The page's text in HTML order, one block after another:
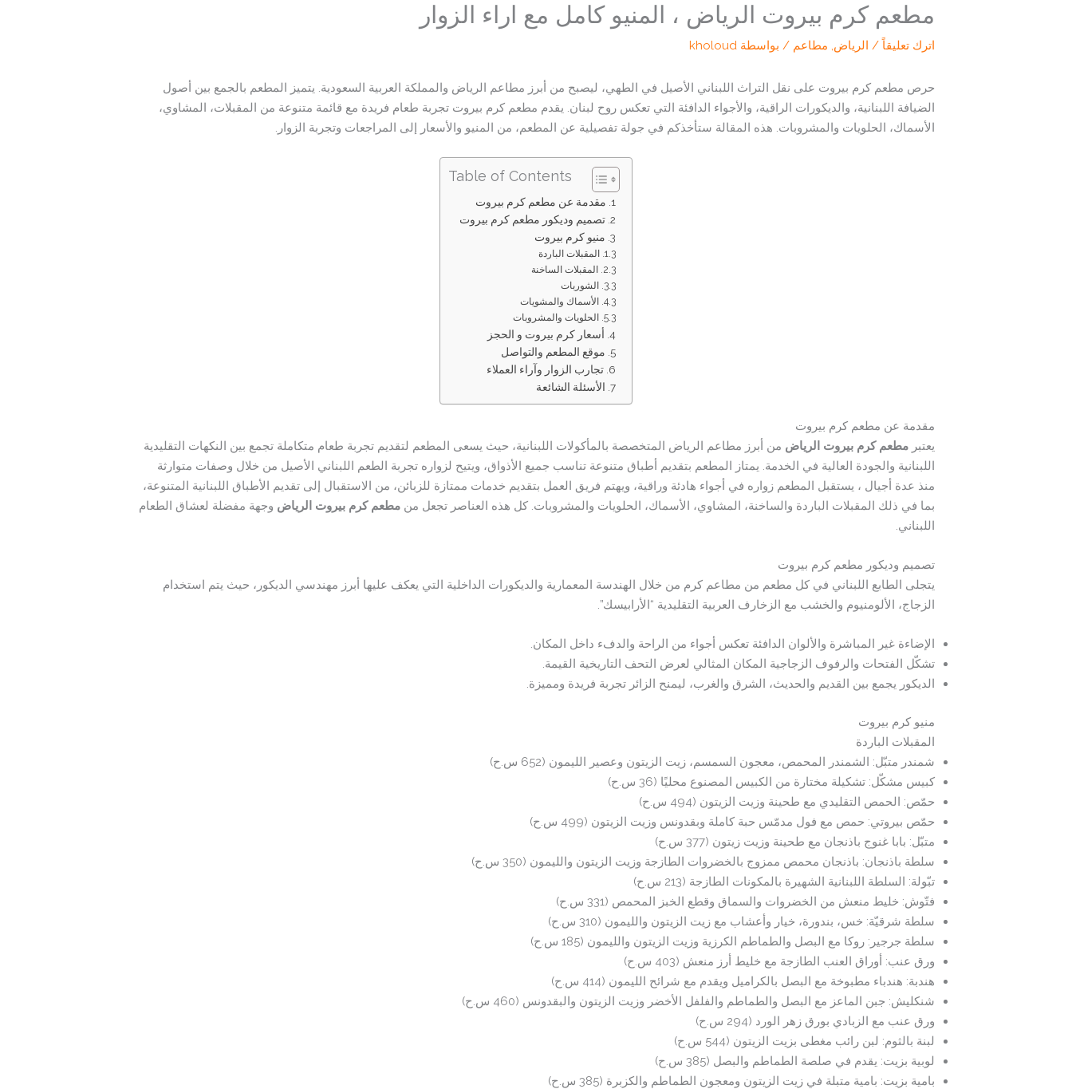
مطعم كرم بيروت الرياض ، المنيو كامل مع اراء الزوار
اترك تعليقاً / الرياض, مطاعم / بواسطة kholoud
حرص مطعم كرم بيروت على نقل التراث اللبناني الأصيل في الطهي، ليصبح من أبرز مطاعم الرياض والمملكة العربية السعودية. يتميز المطعم بالجمع بين أصول
الضيافة اللبنانية، والديكورات الراقية، والأجواء الدافئة التي تعكس روح لبنان. يقدم مطعم كرم بيروت تجربة طعام فريدة مع قائمة متنوعة من المقبلات، المشاوي،
الأسماك، الحلويات والمشروبات. هذه المقالة ستأخذكم في جولة تفصيلية عن المطعم، من المنيو والأسعار إلى المراجعات وتجربة الزوار.
Table of Contents
مقدمة عن مطعم كرم بيروت
تصميم وديكور مطعم كرم بيروت
منيو كرم بيروت
المقبلات الباردة
المقبلات الساخنة
الشوربات
الأسماك والمشويات
الحلويات والمشروبات
أسعار كرم بيروت و الحجز
موقع المطعم والتواصل
تجارب الزوار وآراء العملاء
الأسئلة الشائعة
مقدمة عن مطعم كرم بيروت
يعتبرمطعم كرم بيروت الرياض من أبرز مطاعم الرياض المتخصصة بالمأكولات اللبنانية، حيث يسعى المطعم لتقديم تجربة طعام متكاملة تجمع بين النكهات التقليدية
اللبنانية والجودة العالية في الخدمة. يمتاز المطعم بتقديم أطباق متنوعة تناسب جميع الأذواق، ويتيح لزواره تجربة الطعم اللبناني الأصيل من خلال وصفات متوارثة
منذ عدة أجيال ، يستقبل المطعم زواره في أجواء هادئة وراقية، ويهتم فريق العمل بتقديم خدمات ممتازة للزبائن، من الاستقبال إلى تقديم الأطباق اللبنانية المتنوعة،
بما في ذلك المقبلات الباردة والساخنة، المشاوي، الأسماك، الحلويات والمشروبات. كل هذه العناصر تجعل منمطعم كرم بيروت الرياض وجهة مفضلة لعشاق الطعام
اللبناني.
تصميم وديكور مطعم كرم بيروت
يتجلى الطابع اللبناني في كل مطعم من مطاعم كرم من خلال الهندسة المعمارية والديكورات الداخلية التي يعكف عليها أبرز مهندسي الديكور، حيث يتم استخدام
الزجاج، الألومنيوم والخشب مع الزخارف العربية التقليدية “الأرابيسك”.
الإضاءة غير المباشرة والألوان الدافئة تعكس أجواء من الراحة والدفء داخل المكان.
تشكّل الفتحات والرفوف الزجاجية المكان المثالي لعرض التحف التاريخية القيمة.
الديكور يجمع بين القديم والحديث، الشرق والغرب، ليمنح الزائر تجربة فريدة ومميزة.
منيو كرم بيروت
المقبلات الباردة
شمندر متبّل: الشمندر المحمص، معجون السمسم، زيت الزيتون وعصير الليمون (652 س.ح)
كبيس مشكّل: تشكيلة مختارة من الكبيس المصنوع محليًا (36 س.ح)
حمّص: الحمص التقليدي مع طحينة وزيت الزيتون (494 س.ح)
حمّص بيروتي: حمص مع فول مدمّس حبة كاملة وبقدونس وزيت الزيتون (499 س.ح)
متبّل: بابا غنوج باذنجان مع طحينة وزيت زيتون (377 س.ح)
سلطة باذنجان: باذنجان محمص ممزوج بالخضروات الطازجة وزيت الزيتون والليمون (350 س.ح)
تبّولة: السلطة اللبنانية الشهيرة بالمكونات الطازجة (213 س.ح)
فتّوش: خليط منعش من الخضروات والسماق وقطع الخبز المحمص (331 س.ح)
سلطة شرقيّة: خس، بندورة، خيار وأعشاب مع زيت الزيتون والليمون (310 س.ح)
سلطة جرجير: روكا مع البصل والطماطم الكرزية وزيت الزيتون والليمون (185 س.ح)
ورق عنب: أوراق العنب الطازجة مع خليط أرز منعش (403 س.ح)
هندبة: هندباء مطبوخة مع البصل بالكراميل ويقدم مع شرائح الليمون (414 س.ح)
شنكليش: جبن الماعز مع البصل والطماطم والفلفل الأخضر وزيت الزيتون والبقدونس (460 س.ح)
ورق عنب مع الزبادي بورق زهر الورد (294 س.ح)
لبنة بالثوم: لبن رائب مغطى بزيت الزيتون (544 س.ح)
لوبية بزيت: يقدم في صلصة الطماطم والبصل (385 س.ح)
بامية بزيت: بامية متبلة في زيت الزيتون ومعجون الطماطم والكزبرة (385 س.ح)